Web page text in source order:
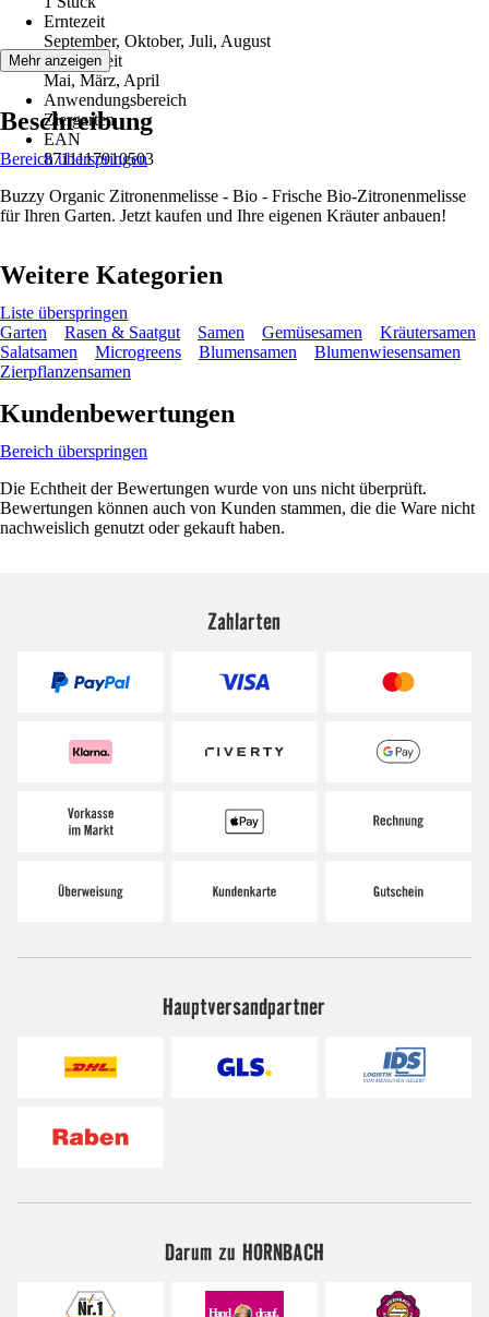
Erntezeit
September, Oktober, Juli, August
Aussaatzeit
Mai, März, April
Anwendungsbereich
Ziergarten
EAN
8711117910503
Mehr anzeigen
Beschreibung
Bereich überspringen
Buzzy Organic Zitronenmelisse - Bio - Frische Bio-Zitronenmelisse
für Ihren Garten. Jetzt kaufen und Ihre eigenen Kräuter anbauen!
Weitere Kategorien
Liste überspringen
Garten
Rasen & Saatgut Samen Gemüsesamen
Kräutersamen
Salatsamen
Microgreens Blumensamen
Blumenwiesensamen
Zierpflanzensamen
Kundenbewertungen
Bereich überspringen
Die Echtheit der Bewertungen wurde von uns nicht überprüft.
Bewertungen können auch von Kunden stammen, die die Ware nicht
nachweislich genutzt oder gekauft haben.
Zahlarten
Hauptversandpartner
Darum zu HORNBACH